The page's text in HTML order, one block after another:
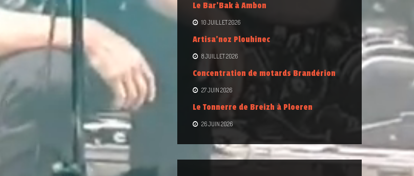
Le Bar’Bak à Ambon
10 JUILLET 2026
Artisa’noz Plouhinec
8 JUILLET 2026
Concentration de motards Brandérion
27 JUIN 2026
Le Tonnerre de Breizh à Ploeren
26 JUIN 2026